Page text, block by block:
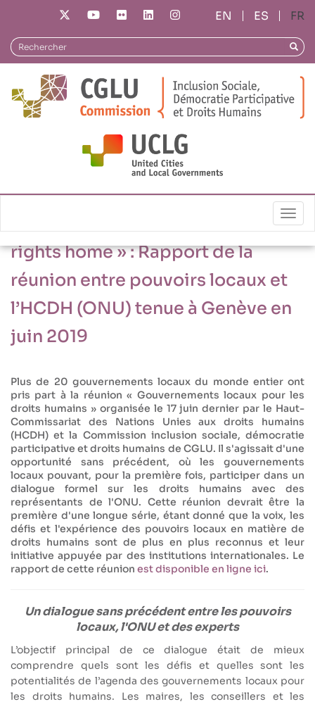
contenu
principal
ES
FR
Rechercher
« Local governments bring human
rights home » : Rapport de la
réunion entre pouvoirs locaux et
l’HCDH (ONU) tenue à Genève en
juin 2019
Plus de 20 gouvernements locaux du monde entier ont
pris part à la réunion « Gouvernements locaux pour les
droits humains » organisée le 17 juin dernier par le Haut-
Commissariat des Nations Unies aux droits humains
(HCDH) et la Commission inclusion sociale, démocratie
participative et droits humains de CGLU. Il s'agissait d'une
opportunité sans précédent, où les gouvernements
locaux pouvant, pour la première fois, participer dans un
dialogue formel sur les droits humains avec des
représentants de l'ONU. Cette réunion devrait être la
première d'une longue série, étant donné que la voix, les
défis et l'expérience des pouvoirs locaux en matière de
droits humains sont de plus en plus reconnus et leur
initiative appuyée par des institutions internationales. Le
rapport de cette réunion est disponible en ligne ici.
Un dialogue sans précédent entre les pouvoirs
locaux, l'ONU et des experts
L’objectif principal de ce dialogue était de mieux
comprendre quels sont les défis et quelles sont les
potentialités de l’agenda des gouvernements locaux pour
les droits humains. Les maires, les conseillers et les